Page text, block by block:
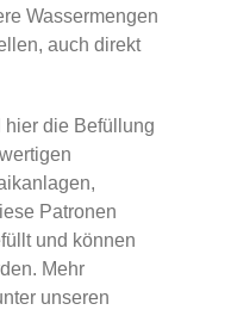
Wassermengen
auch direkt
die Befüllung
Patronen
und können
Mehr
unseren